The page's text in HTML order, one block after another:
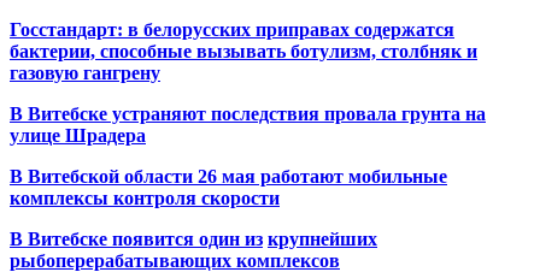
Госстандарт: в белорусских приправах содержатся
бактерии, способные вызывать ботулизм, столбняк и
газовую гангрену
В Витебске устраняют последствия провала грунта на
улице Шрадера
В Витебской области 26 мая работают мобильные
комплексы контроля скорости
В Витебске появится один из крупнейших
рыбоперерабатывающих комплексов